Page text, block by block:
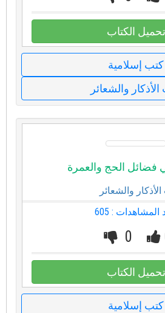
تحميل الكتاب
كتب إسلامية
والشعائر
فضائل الحج والعمرة
والشعائر
المشاهدات : 605
0
تحميل الكتاب
كتب إسلامية